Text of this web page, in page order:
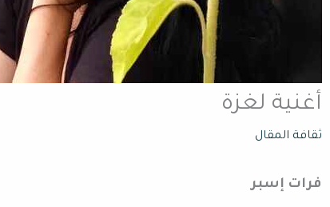
أغنية لغزة ​
ثقافة المقال
فرات إسبر